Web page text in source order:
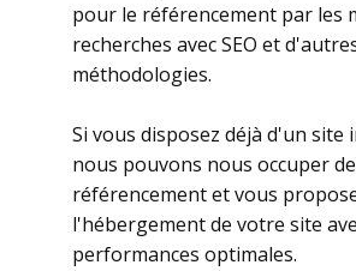
pour le référencement par les
recherches avec SEO et
méthodologies.
Si vous disposez déjà d'un site
nous pouvons nous occuper
référencement et vous
l'hébergement de votre site
performances optimales.